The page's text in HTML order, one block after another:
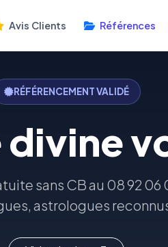
Avis Clients Références
RÉFÉRENCEMENT VALIDÉ
divine
sans CB au 08 92 06
astrologues